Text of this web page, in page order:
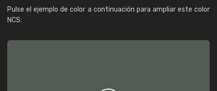
Pulse el ejemplo de color a continuación para ampliar este color
NCS: